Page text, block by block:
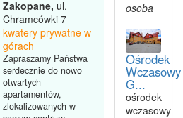
Zakopane, ul.
Chramcówki 7
kwatery prywatne w
górach
Zapraszamy Państwa
serdecznie do nowo
otwartych
apartamentów,
zlokalizowanych w
osoba
Ośrodek
Wczasowy
G...
ośrodek
wczasowy